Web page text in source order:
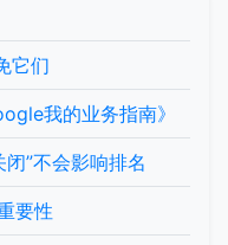
它们
我的业务指南》
”不会影响排名
要性